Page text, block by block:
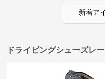
新着ア
ドライビングシューズレ